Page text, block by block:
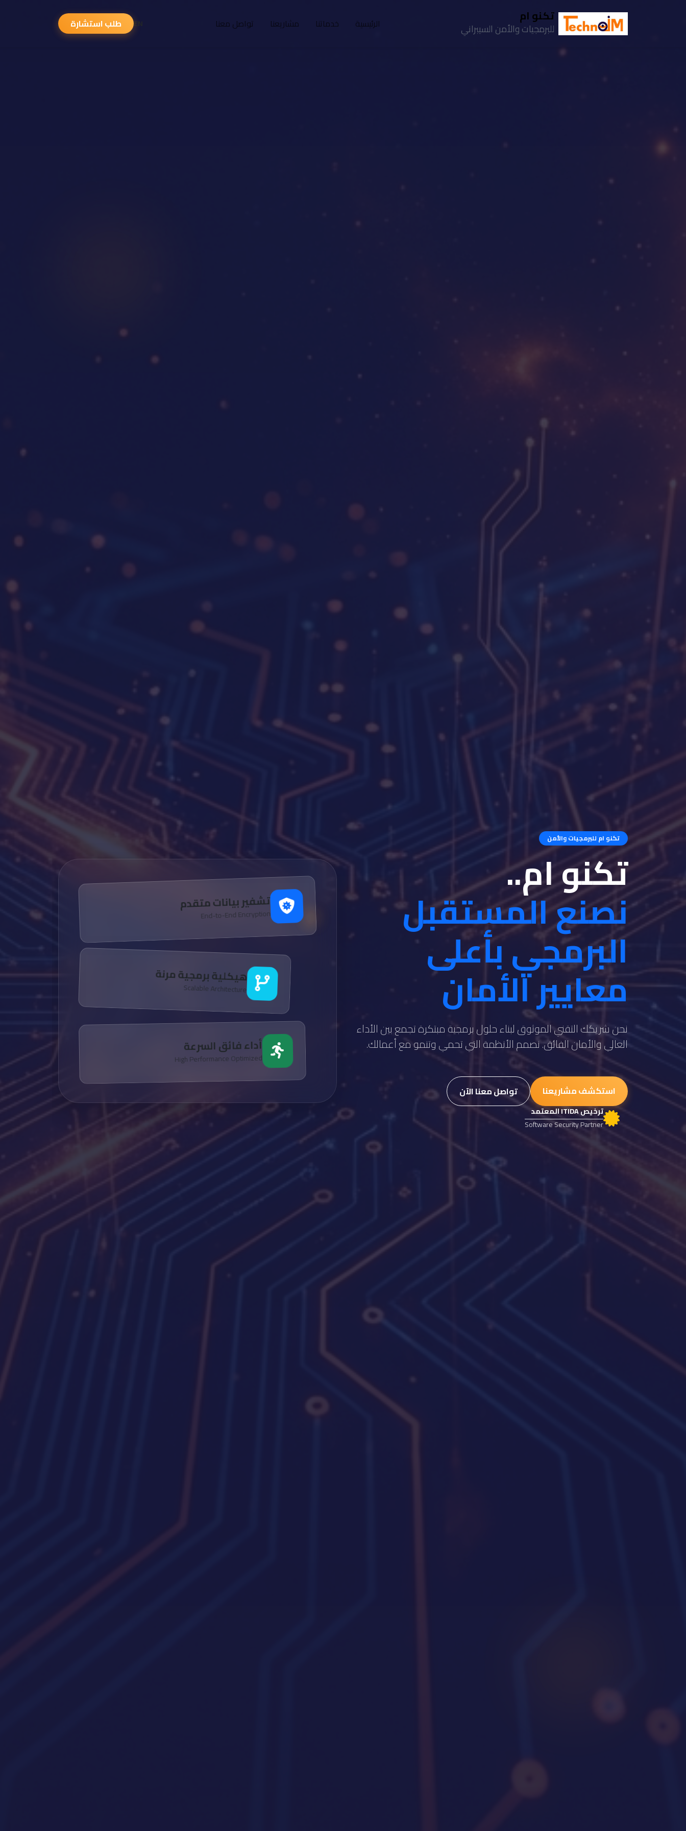
تكنو ام
للبرمجيات والأمن السيبراني الرئيسية خدماتنا مشاريعنا تواصل معنا طلب استشارة
تكنو ام للبرمجيات والأمن
تكنو ام..
نصنع المستقبل
البرمجي بأعلى
معايير الأمان
نحن شريكك التقني الموثوق لبناء حلول برمجية مبتكرة تجمع بين الأداء
العالي والأمان الفائق. نصمم الأنظمة التي تحمي وتنمو مع أعمالك.
استكشف مشاريعنا تواصل معنا الآن
ترخيص ITIDA المعتمد
Software Security Partner
تشفير بيانات متقدم
End-to-End Encryption
هيكلية برمجية مرنة
Scalable Architecture
أداء فائق السرعة
High Performance Optimized